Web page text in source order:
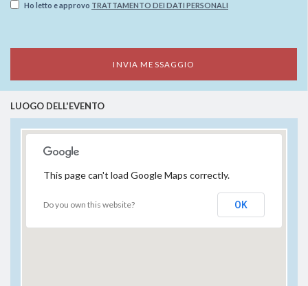
Ho letto e approvo TRATTAMENTO DEI DATI PERSONALI
LUOGO DELL'EVENTO
This page can't load Google Maps correctly.
Do you own this website? OK